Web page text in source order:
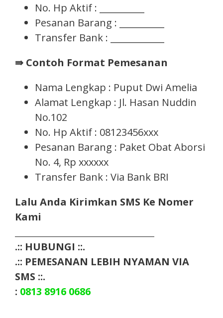
No. Hp Aktif : __________
Pesanan Barang : __________
Transfer Bank : ____________
⇛ Contoh Format Pemesanan
Nama Lengkap : Puput Dwi Amelia
Alamat Lengkap : Jl. Hasan Nuddin
No.102
No. Hp Aktif : 08123456xxx
Pesanan Barang : Paket Obat Aborsi
No. 4, Rp xxxxxx
Transfer Bank : Via Bank BRI
Lalu Anda Kirimkan SMS Ke Nomer
Kami
.:: HUBUNGI ::.
.:: PEMESANAN LEBIH NYAMAN VIA
SMS ::.
: 0813 8916 0686